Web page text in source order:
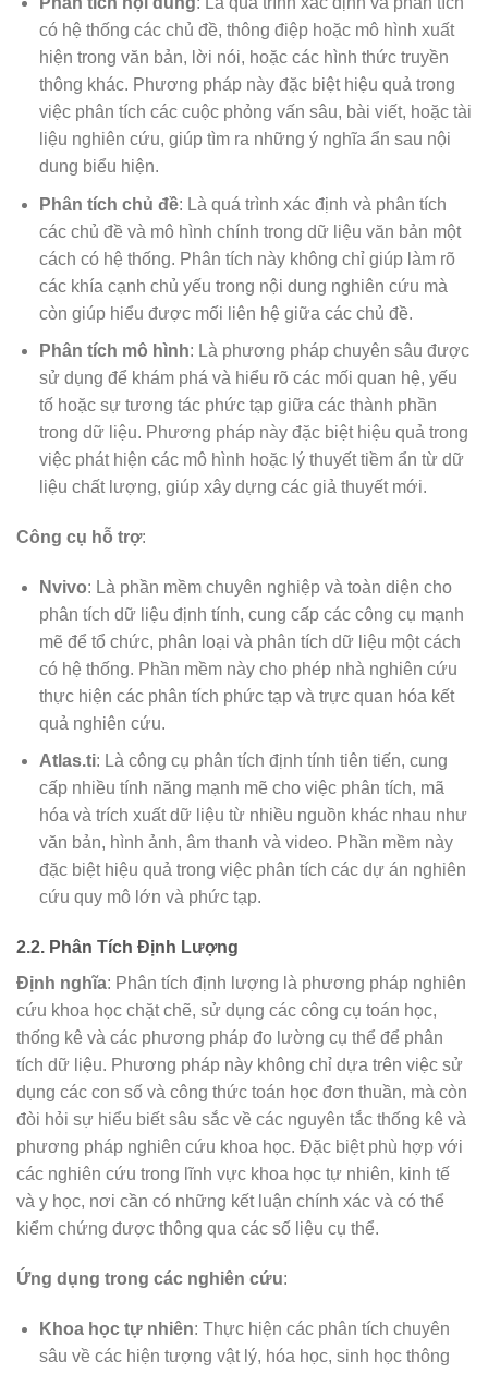
có hệ thống các chủ đề, thông điệp hoặc mô hình xuất
hiện trong văn bản, lời nói, hoặc các hình thức truyền
thông khác. Phương pháp này đặc biệt hiệu quả trong
việc phân tích các cuộc phỏng vấn sâu, bài viết, hoặc tài
liệu nghiên cứu, giúp tìm ra những ý nghĩa ẩn sau nội
dung biểu hiện.
Phân tích chủ đề: Là quá trình xác định và phân tích
các chủ đề và mô hình chính trong dữ liệu văn bản một
cách có hệ thống. Phân tích này không chỉ giúp làm rõ
các khía cạnh chủ yếu trong nội dung nghiên cứu mà
còn giúp hiểu được mối liên hệ giữa các chủ đề.
Phân tích mô hình: Là phương pháp chuyên sâu được
sử dụng để khám phá và hiểu rõ các mối quan hệ, yếu
tố hoặc sự tương tác phức tạp giữa các thành phần
trong dữ liệu. Phương pháp này đặc biệt hiệu quả trong
việc phát hiện các mô hình hoặc lý thuyết tiềm ẩn từ dữ
liệu chất lượng, giúp xây dựng các giả thuyết mới.
Công cụ hỗ trợ:
Nvivo: Là phần mềm chuyên nghiệp và toàn diện cho
phân tích dữ liệu định tính, cung cấp các công cụ mạnh
mẽ để tổ chức, phân loại và phân tích dữ liệu một cách
có hệ thống. Phần mềm này cho phép nhà nghiên cứu
thực hiện các phân tích phức tạp và trực quan hóa kết
quả nghiên cứu.
Atlas.ti: Là công cụ phân tích định tính tiên tiến, cung
cấp nhiều tính năng mạnh mẽ cho việc phân tích, mã
hóa và trích xuất dữ liệu từ nhiều nguồn khác nhau như
văn bản, hình ảnh, âm thanh và video. Phần mềm này
đặc biệt hiệu quả trong việc phân tích các dự án nghiên
cứu quy mô lớn và phức tạp.
2.2. Phân Tích Định Lượng
Định nghĩa: Phân tích định lượng là phương pháp nghiên
cứu khoa học chặt chẽ, sử dụng các công cụ toán học,
thống kê và các phương pháp đo lường cụ thể để phân
tích dữ liệu. Phương pháp này không chỉ dựa trên việc sử
dụng các con số và công thức toán học đơn thuần, mà còn
đòi hỏi sự hiểu biết sâu sắc về các nguyên tắc thống kê và
phương pháp nghiên cứu khoa học. Đặc biệt phù hợp với
các nghiên cứu trong lĩnh vực khoa học tự nhiên, kinh tế
và y học, nơi cần có những kết luận chính xác và có thể
kiểm chứng được thông qua các số liệu cụ thể.
Ứng dụng trong các nghiên cứu:
Khoa học tự nhiên: Thực hiện các phân tích chuyên
sâu về các hiện tượng vật lý, hóa học, sinh học thông